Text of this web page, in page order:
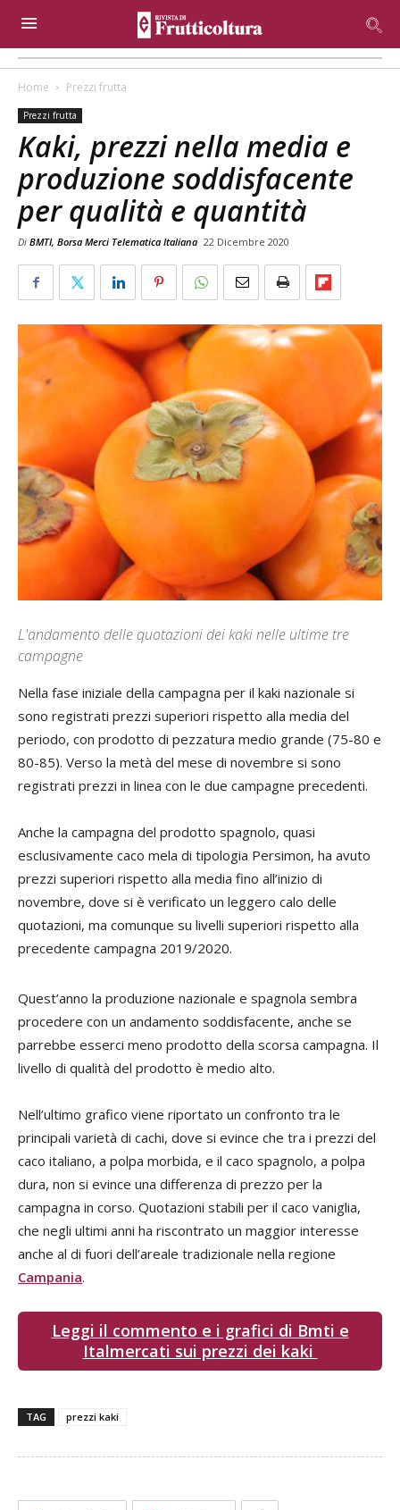
Home Prezzi frutta
Prezzi frutta
Kaki, prezzi nella media e
produzione soddisfacente
per qualità e quantità
Di BMTI, Borsa Merci Telematica Italiana 22 Dicembre 2020
L'andamento delle quotazioni dei kaki nelle ultime tre
campagne
Nella fase iniziale della campagna per il kaki nazionale si
sono registrati prezzi superiori rispetto alla media del
periodo, con prodotto di pezzatura medio grande (75-80 e
80-85). Verso la metà del mese di novembre si sono
registrati prezzi in linea con le due campagne precedenti.
Anche la campagna del prodotto spagnolo, quasi
esclusivamente caco mela di tipologia Persimon, ha avuto
prezzi superiori rispetto alla media fino all’inizio di
novembre, dove si è verificato un leggero calo delle
quotazioni, ma comunque su livelli superiori rispetto alla
precedente campagna 2019/2020.
Quest’anno la produzione nazionale e spagnola sembra
procedere con un andamento soddisfacente, anche se
parrebbe esserci meno prodotto della scorsa campagna. Il
livello di qualità del prodotto è medio alto.
Nell’ultimo grafico viene riportato un confronto tra le
principali varietà di cachi, dove si evince che tra i prezzi del
caco italiano, a polpa morbida, e il caco spagnolo, a polpa
dura, non si evince una differenza di prezzo per la
campagna in corso. Quotazioni stabili per il caco vaniglia,
che negli ultimi anni ha riscontrato un maggior interesse
anche al di fuori dell’areale tradizionale nella regione
Campania.
Leggi il commento e i grafici di Bmti e
Italmercati sui prezzi dei kaki
TAG prezzi kaki